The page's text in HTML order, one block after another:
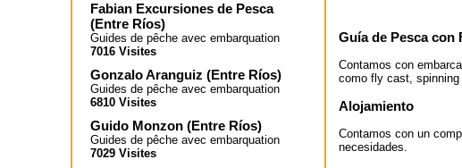
Fabian Excursiones de Pesca
(Entre Ríos)
Guides de pêche avec embarquation
7016 Visites
Gonzalo Aranguiz (Entre Ríos)
Guides de pêche avec embarquation
6810 Visites
Guido Monzon (Entre Ríos)
Guides de pêche avec embarquation
7029 Visites
Guía de Pesca con
Contamos con
como fly cast, spinning
Alojamiento
Contamos con un
necesidades.